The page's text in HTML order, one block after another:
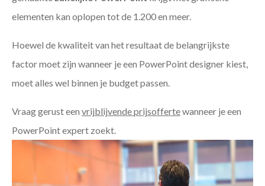
elementen kan oplopen tot de 1.200 en meer.
Hoewel de kwaliteit van het resultaat de belangrijkste
factor moet zijn wanneer je een PowerPoint designer kiest,
moet alles wel binnen je budget passen.
Vraag gerust een vrijblijvende prijsoffertewanneer je een
PowerPoint expert zoekt.